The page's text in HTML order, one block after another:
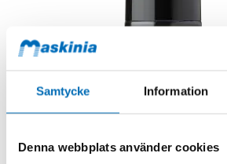
Samtycke Information
Denna webbplats använder cookies